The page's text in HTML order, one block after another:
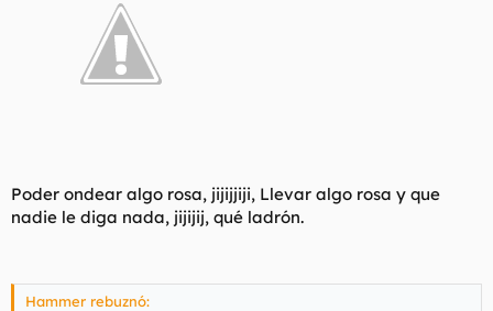
Poder ondear algo rosa, jijijjiji, Llevar algo rosa y que
nadie le diga nada, jijijij, qué ladrón.
Hammer rebuznó: